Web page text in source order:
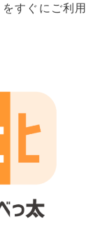
をすぐにご利用